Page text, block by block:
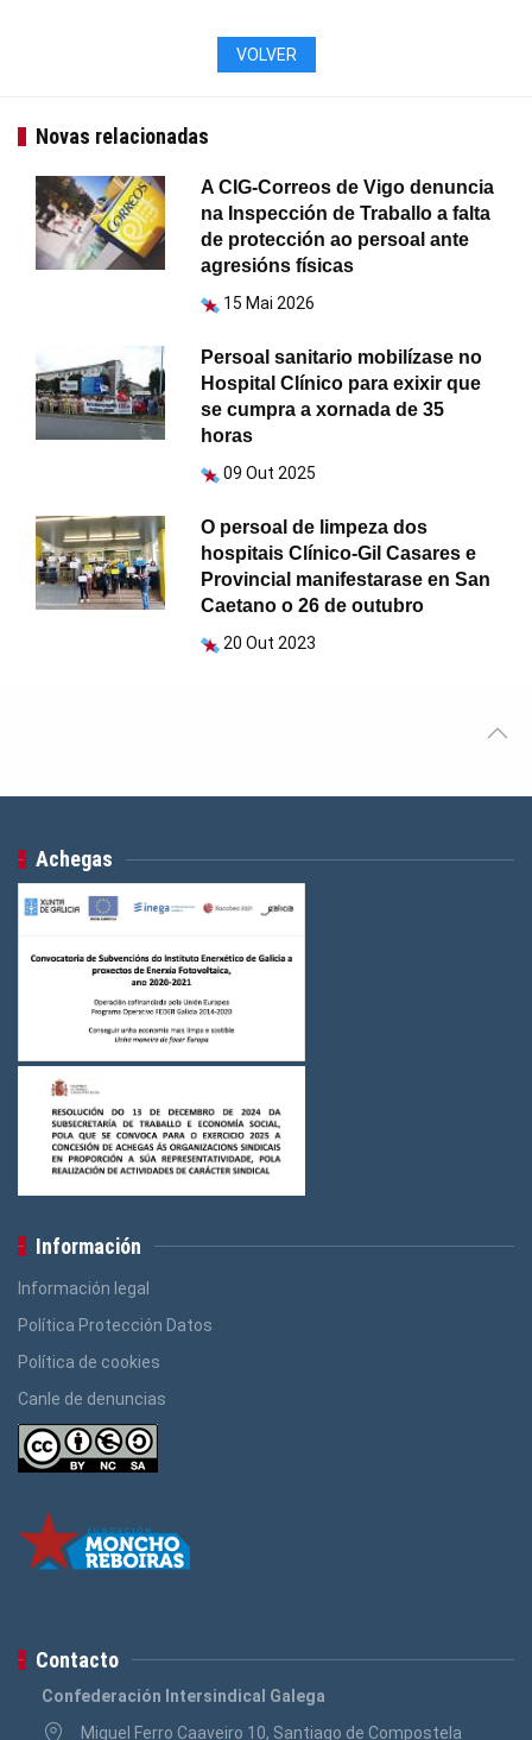
VOLVER
Novas relacionadas
A CIG-Correos de Vigo denuncia
na Inspección de Traballo a falta
de protección ao persoal ante
agresións físicas
15 Mai 2026
Persoal sanitario mobilízase no
Hospital Clínico para exixir que
se cumpra a xornada de 35
horas
09 Out 2025
O persoal de limpeza dos
hospitais Clínico-Gil Casares e
Provincial manifestarase en San
Caetano o 26 de outubro
20 Out 2023
Achegas
Información
Información legal
Política Protección Datos
Política de cookies
Canle de denuncias
Contacto
Confederación Intersindical Galega
Miguel Ferro Caaveiro 10, Santiago de Compostela